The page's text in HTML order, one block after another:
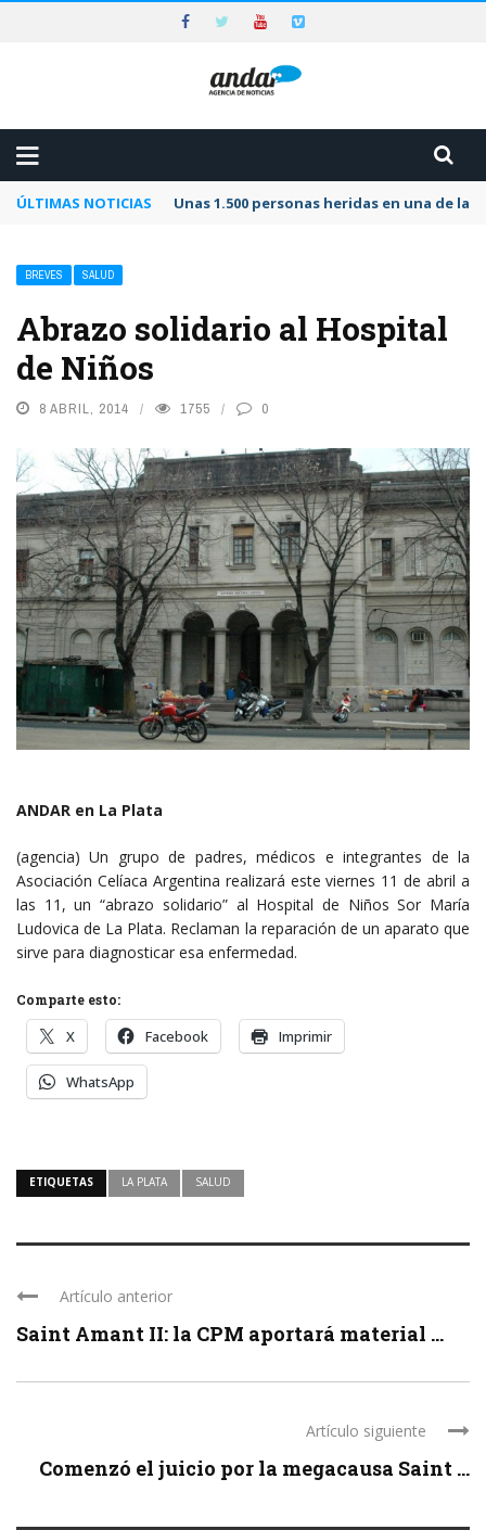
ÚLTIMAS NOTICIAS Unas 1.500 personas heridas en una de
BREVES SALUD
Abrazo solidario al Hospital
de Niños
8 ABRIL, 2014 1755 0
ANDAR en La Plata
(agencia) Un grupo de padres, médicos e integrantes de la
Asociación Celíaca Argentina realizará este viernes 11 de abril a
las 11, un “abrazo solidario” al Hospital de Niños Sor María
Ludovica de La Plata. Reclaman la reparación de un aparato que
sirve para diagnosticar esa enfermedad.
Comparte esto:
X Facebook Imprimir
WhatsApp
ETIQUETAS LA PLATA SALUD
Artículo anterior
Saint Amant II: la CPM aportará material ...
Artículo siguiente
Comenzó el juicio por la megacausa Saint ...